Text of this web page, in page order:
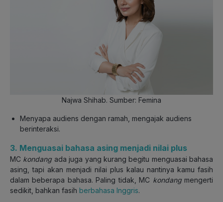
Najwa Shihab. Sumber: Femina
Menyapa audiens dengan ramah, mengajak audiens
berinteraksi.
3. Menguasai bahasa asing menjadi nilai plus
MC kondang ada juga yang kurang begitu menguasai bahasa
asing, tapi akan menjadi nilai plus kalau nantinya kamu fasih
dalam beberapa bahasa. Paling tidak, MC kondangmengerti
sedikit, bahkan fasih berbahasa Inggris.